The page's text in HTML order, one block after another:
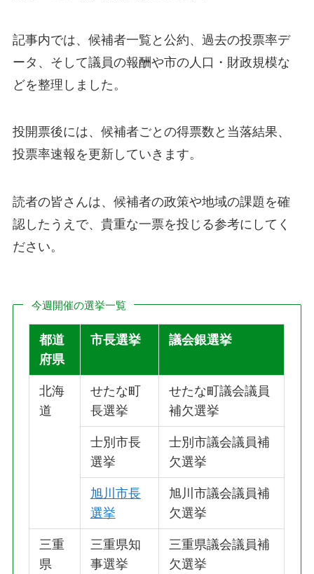
記事内では、候補者一覧と公約、過去の投票率デ
ータ、そして議員の報酬や市の人口・財政規模な
どを整理しました。
投開票後には、候補者ごとの得票数と当落結果、
投票率速報を更新していきます。
読者の皆さんは、候補者の政策や地域の課題を確
認したうえで、貴重な一票を投じる参考にしてく
ださい。
今週開催の選挙一覧
都道
府県
市長選挙 議会銀選挙
北海
道
せたな町
長選挙
せたな町議会議員
補欠選挙
士別市長
選挙
士別市議会議員補
欠選挙
旭川市長
選挙
旭川市議会議員補
欠選挙
三重
県
三重県知
事選挙
三重県議会議員補
欠選挙